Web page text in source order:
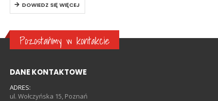
DOWIEDZ SIĘ WIĘCEJ
Pozostańmy w kontakcie
DANE KONTAKTOWE
ADRES:
ul. Wołczyńska 15, Poznań